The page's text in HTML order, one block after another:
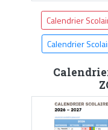
Calendrier
Calendrier